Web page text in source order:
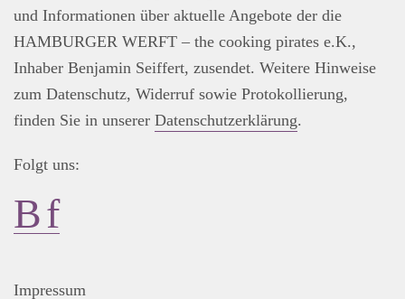
und Informationen über aktuelle Angebote der die
HAMBURGER WERFT – the cooking pirates e.K.,
Inhaber Benjamin Seiffert, zusendet. Weitere Hinweise
zum Datenschutz, Widerruf sowie Protokollierung,
finden Sie in unserer Datenschutzerklärung.
Folgt uns:
Impressum